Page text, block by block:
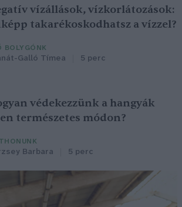
vízállások, vízkorlátozások:
takarékoskodhatsz a vízzel?
BOLYGÓNK
Galló Tímea 5 perc
védekezzünk a hangyák
természetes módon?
Barbara 5 perc